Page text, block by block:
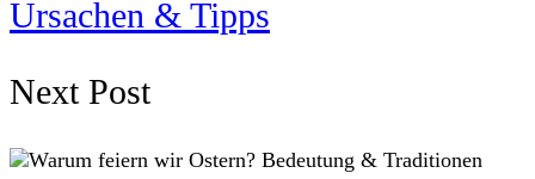
Ursachen & Tipps
Next Post